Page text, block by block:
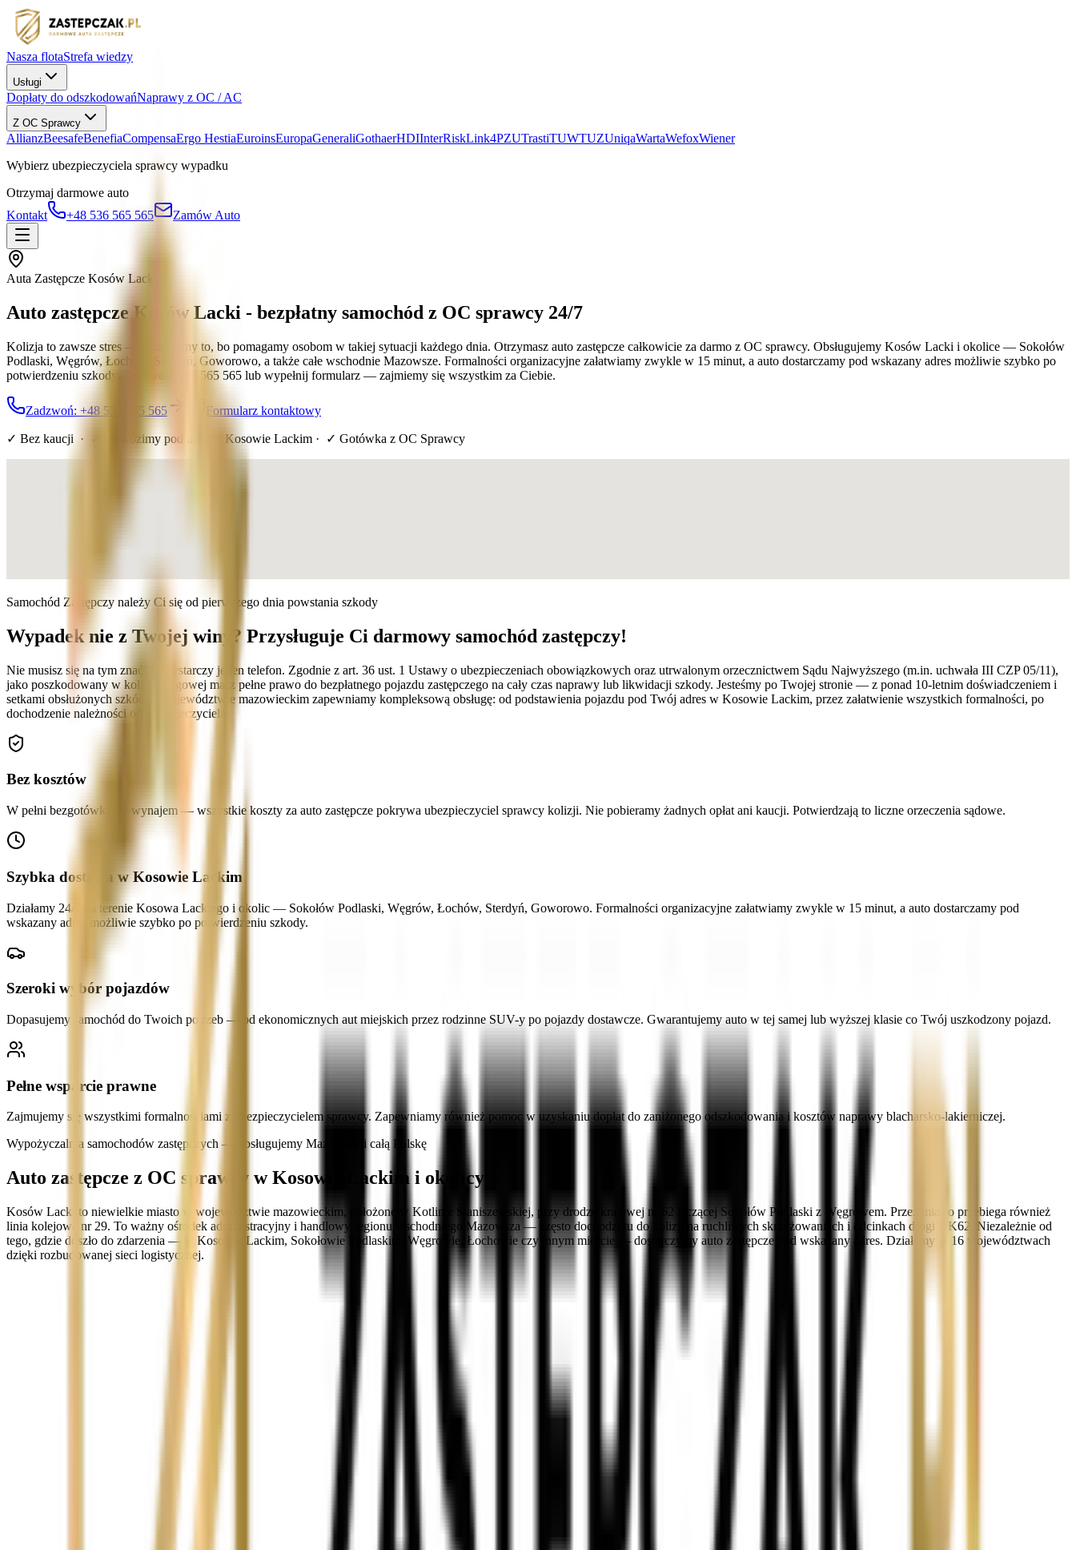
Nasza flotaStrefa wiedzy
Usługi
Dopłaty do odszkodowańNaprawy z OC / AC
Z OC Sprawcy
AllianzBeesafeBenefiaCompensaErgo HestiaEuroinsEuropaGeneraliGothaerHDIInterRiskLink4PZUTrastiTUWTUZUniqaWartaWefoxWiener
Wybierz ubezpieczyciela sprawcy wypadku
Otrzymaj darmowe auto
Kontakt
+48 536 565 565 Zamów Auto
Auta Zastępcze Kosów Lacki
Auto zastępcze Kosów Lacki - bezpłatny samochód z OC sprawcy 24/7
Kolizja to zawsze stres — rozumiemy to, bo pomagamy osobom w takiej sytuacji każdego dnia. Otrzymasz auto zastępcze całkowicie za darmo z OC sprawcy. Obsługujemy Kosów Lacki i okolice — Sokołów
Podlaski, Węgrów, Łochów, Sterdyń, Goworowo, a także całe wschodnie Mazowsze. Formalności organizacyjne załatwiamy zwykle w 15 minut, a auto dostarczamy pod wskazany adres możliwie szybko po
potwierdzeniu szkody. Zadzwoń: 536 565 565 lub wypełnij formularz — zajmiemy się wszystkim za Ciebie.
Zadzwoń: +48 536 565 565 Formularz kontaktowy
✓ Bez kaucji · ✓ Dowozimy pod dom w Kosowie Lackim · ✓ Gotówka z OC Sprawcy
Samochód Zastępczy należy Ci się od pierwszego dnia powstania szkody
Wypadek nie z Twojej winy? Przysługuje Ci darmowy samochód zastępczy!
Nie musisz się na tym znać — wystarczy jeden telefon. Zgodnie z art. 36 ust. 1 Ustawy o ubezpieczeniach obowiązkowych oraz utrwalonym orzecznictwem Sądu Najwyższego (m.in. uchwała III CZP 05/11),
jako poszkodowany w kolizji drogowej masz pełne prawo do bezpłatnego pojazdu zastępczego na cały czas naprawy lub likwidacji szkody. Jesteśmy po Twojej stronie — z ponad 10-letnim doświadczeniem i
setkami obsłużonych szkód w województwie mazowieckim zapewniamy kompleksową obsługę: od podstawienia pojazdu pod Twój adres w Kosowie Lackim, przez załatwienie wszystkich formalności, po
dochodzenie należności od ubezpieczyciela.
Bez kosztów
W pełni bezgotówkowy wynajem — wszystkie koszty za auto zastępcze pokrywa ubezpieczyciel sprawcy kolizji. Nie pobieramy żadnych opłat ani kaucji. Potwierdzają to liczne orzeczenia sądowe.
Szybka dostawa w Kosowie Lackim
Działamy 24/7 na terenie Kosowa Lackiego i okolic — Sokołów Podlaski, Węgrów, Łochów, Sterdyń, Goworowo. Formalności organizacyjne załatwiamy zwykle w 15 minut, a auto dostarczamy pod
wskazany adres możliwie szybko po potwierdzeniu szkody.
Szeroki wybór pojazdów
Dopasujemy samochód do Twoich potrzeb — od ekonomicznych aut miejskich przez rodzinne SUV-y po pojazdy dostawcze. Gwarantujemy auto w tej samej lub wyższej klasie co Twój uszkodzony pojazd.
Pełne wsparcie prawne
Zajmujemy się wszystkimi formalnościami z ubezpieczycielem sprawcy. Zapewniamy również pomoc w uzyskaniu dopłat do zaniżonego odszkodowania i kosztów naprawy blacharsko-lakierniczej.
Wypożyczalnia samochodów zastępczych — obsługujemy Mazowsze i całą Polskę
Auto zastępcze z OC sprawcy w Kosowie Lackim i okolicy
Kosów Lacki to niewielkie miasto w województwie mazowieckim, położone w Kotlinie Staniszewskiej, przy drodze krajowej nr 62 łączącej Sokołów Podlaski z Węgrowem. Przez miasto przebiega również
linia kolejowa nr 29. To ważny ośrodek administracyjny i handlowy regionu wschodniego Mazowsza — często dochodzi tu do kolizji na ruchliwych skrzyżowaniach i odcinkach drogi DK62. Niezależnie od
tego, gdzie doszło do zdarzenia — w Kosowie Lackim, Sokołowie Podlaskim, Węgrowie, Łochowie czy innym mieście — dostarczymy auto zastępcze pod wskazany adres. Działamy w 16 województwach
dzięki rozbudowanej sieci logistycznej.